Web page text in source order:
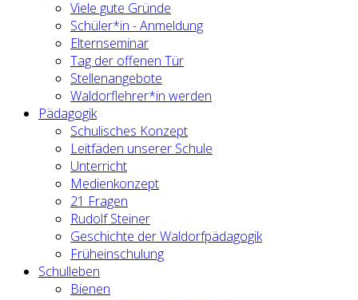
Viele gute Gründe
Schüler*in - Anmeldung
Elternseminar
Tag der offenen Tür
Stellenangebote
Waldorflehrer*in werden
Pädagogik
Schulisches Konzept
Leitfäden unserer Schule
Unterricht
Medienkonzept
21 Fragen
Rudolf Steiner
Geschichte der Waldorfpädagogik
Früheinschulung
Schulleben
Bienen